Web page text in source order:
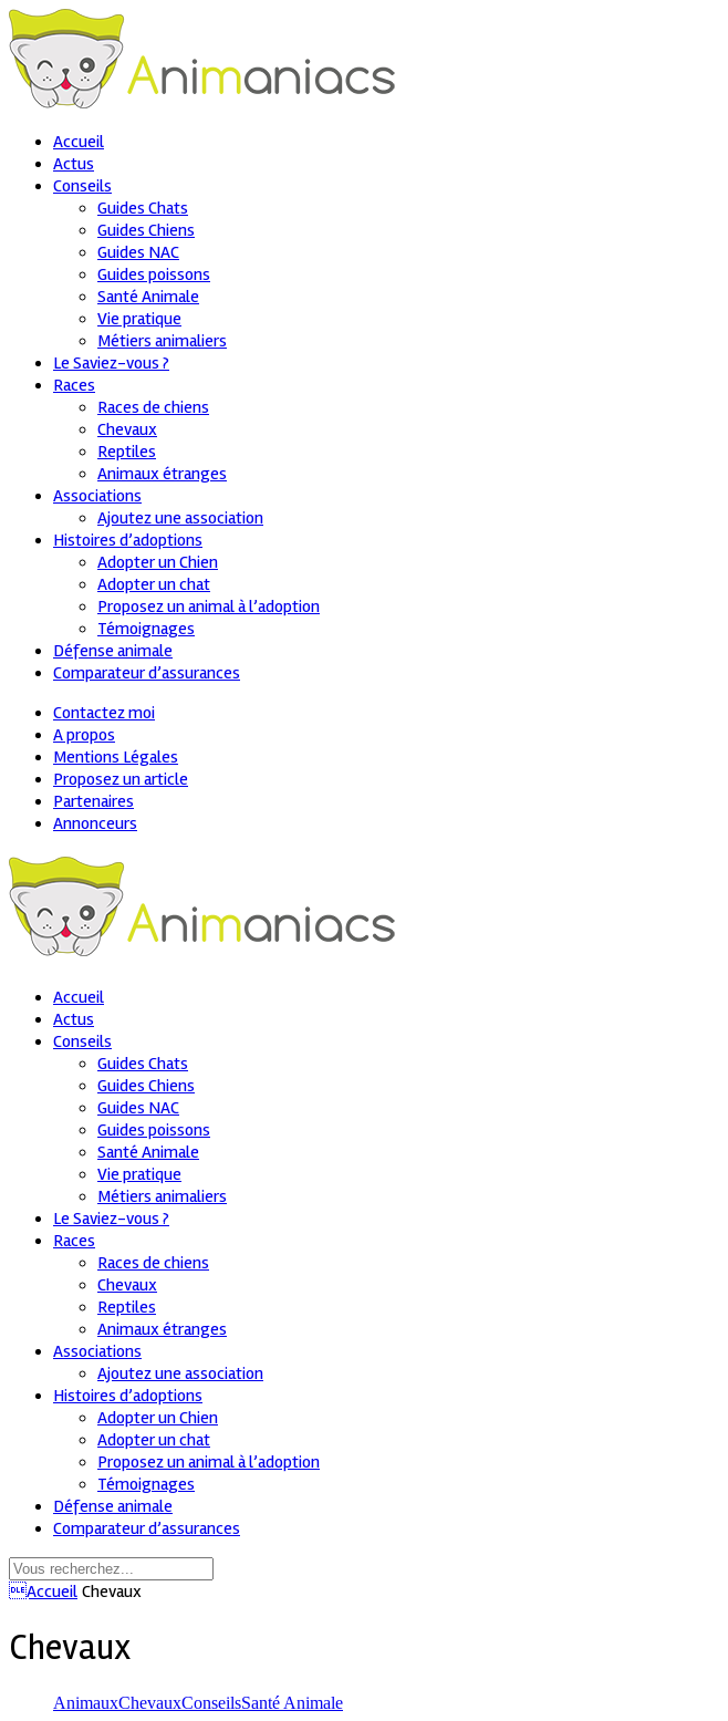
Accueil
Actus
Conseils
Guides Chats
Guides Chiens
Guides NAC
Guides poissons
Santé Animale
Vie pratique
Métiers animaliers
Le Saviez-vous ?
Races
Races de chiens
Chevaux
Reptiles
Animaux étranges
Associations
Ajoutez une association
Histoires d’adoptions
Adopter un Chien
Adopter un chat
Proposez un animal à l’adoption
Témoignages
Défense animale
Comparateur d’assurances
Contactez moi
A propos
Mentions Légales
Proposez un article
Partenaires
Annonceurs
Accueil
Actus
Conseils
Guides Chats
Guides Chiens
Guides NAC
Guides poissons
Santé Animale
Vie pratique
Métiers animaliers
Le Saviez-vous ?
Races
Races de chiens
Chevaux
Reptiles
Animaux étranges
Associations
Ajoutez une association
Histoires d’adoptions
Adopter un Chien
Adopter un chat
Proposez un animal à l’adoption
Témoignages
Défense animale
Comparateur d’assurances
Accueil Chevaux
Chevaux
AnimauxChevauxConseilsSanté Animale